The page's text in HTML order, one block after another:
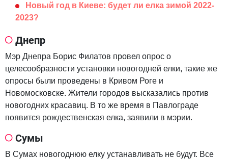
Новый год в Киеве: будет ли елка зимой 2022-
2023?
Днепр
Мэр Днепра Борис Филатов провел опрос о
целесообразности установки новогодней елки, такие же
опросы были проведены в Кривом Роге и
Новомосковске. Жители городов высказались против
новогодних красавиц. В то же время в Павлограде
появится рождественская елка, заявили в мэрии.
Сумы
В Сумах новогоднюю елку устанавливать не будут. Все